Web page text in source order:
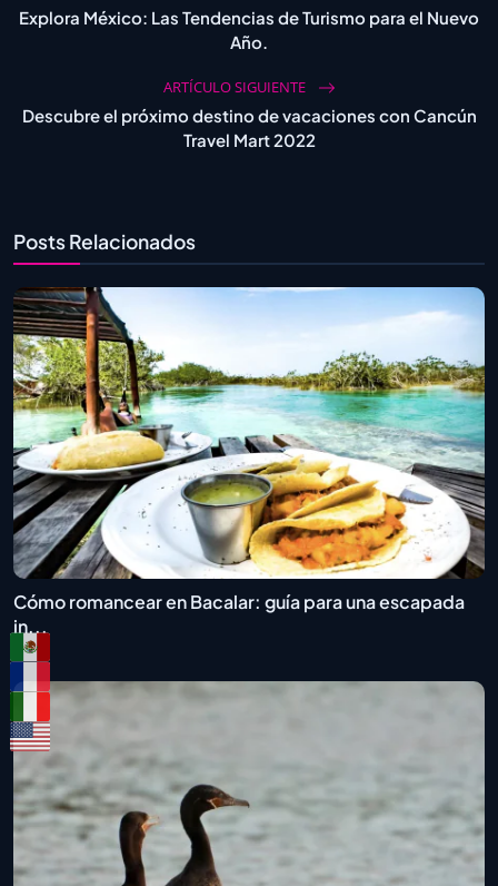
Explora México: Las Tendencias de Turismo para el Nuevo
Año.
ARTÍCULO SIGUIENTE
Descubre el próximo destino de vacaciones con Cancún
Travel Mart 2022
Posts Relacionados
Cómo romancear en Bacalar: guía para una escapada
in...